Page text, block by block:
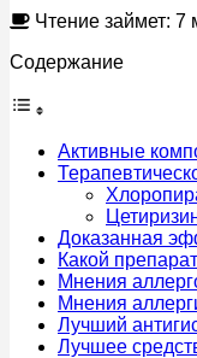
Чтение займет: 7
Содержание
Активные
Доказанная
Какой
Мнения
Мнения
Лучший
Лучшее